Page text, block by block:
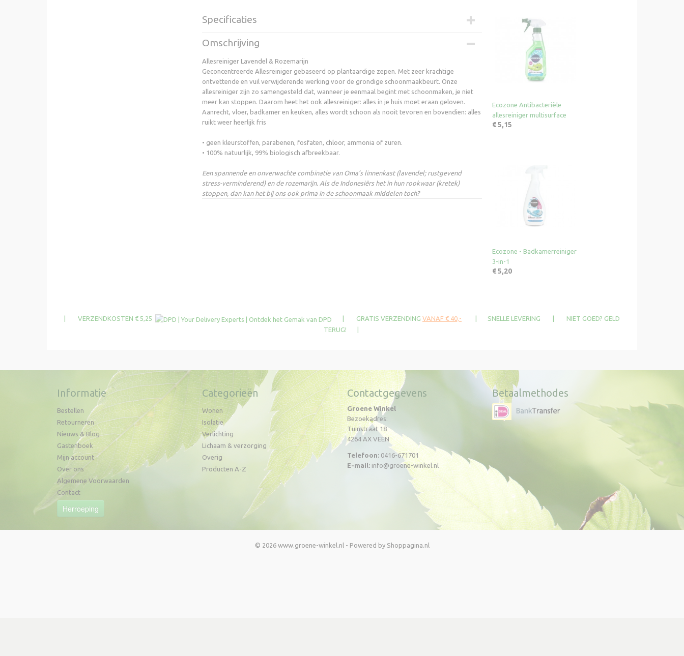
Specificaties
Productcode leverancier
Omschrijving
Allesreiniger Lavendel & Rozemarijn
Geconcentreerde Allesreiniger gebaseerd op plantaardige zepen. Met zeer krachtige
ontvettende en vuil verwijderende werking voor de grondige schoonmaakbeurt. Onze
allesreiniger zijn zo samengesteld dat, wanneer je eenmaal begint met schoonmaken, je niet
meer kan stoppen. Daarom heet het ook allesreiniger: alles in je huis moet eraan geloven.
Aanrecht, vloer, badkamer en keuken, alles wordt schoon als nooit tevoren en bovendien: alles
ruikt weer heerlijk fris
• geen kleurstoffen, parabenen, fosfaten, chloor, ammonia of zuren.
• 100% natuurlijk, 99% biologisch afbreekbaar.
Een spannende en onverwachte combinatie van Oma’s linnenkast (lavendel; rustgevend
stress-verminderend) en de rozemarijn. Als de Indonesiërs het in hun rookwaar (kretek)
stoppen, dan kan het bij ons ook prima in de schoonmaak middelen toch?
Ecozone Antibacteriële
allesreiniger multisurface
€ 5,15
Ecozone - Badkamerreiniger
3-in-1
€ 5,20
| VERZENDKOSTEN € 5,25 | GRATIS VERZENDING VANAF € 40,-
| SNELLE LEVERING | NIET GOED? GELD
TERUG! |
Informatie
Bestellen
Retourneren
Nieuws & Blog
Gastenboek
Mijn account
Over ons
Algemene Voorwaarden
Contact
Herroeping
Categorieën
Wonen
Isolatie
Verlichting
Lichaam & verzorging
Overig
Producten A-Z
Contactgegevens
Groene Winkel
Bezoekadres:
Tuinstraat 18
4264 AX VEEN
Telefoon: 0416-671701
E-mail: info@groene-winkel.nl
Betaalmethodes
© 2026 www.groene-winkel.nl - Powered by Shoppagina.nl